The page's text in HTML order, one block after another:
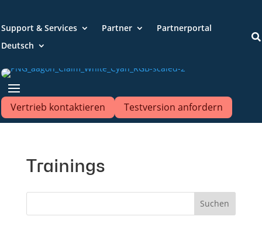
Support & Services Partner
Partnerportal
Deutsch

Vertrieb kontaktieren Testversion anfordern
Trainings
Suchen